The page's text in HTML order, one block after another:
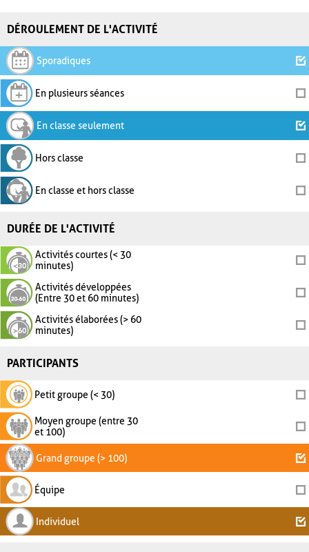
DÉROULEMENT DE L'ACTIVITÉ
Sporadiques
En plusieurs séances
En classe seulement
Hors classe
En classe et hors classe
DURÉE DE L'ACTIVITÉ
Activités courtes (< 30
minutes)
Activités développées
(Entre 30 et 60 minutes)
Activités élaborées (> 60
minutes)
PARTICIPANTS
Petit groupe (< 30)
Moyen groupe (entre 30
et 100)
Grand groupe (> 100)
Équipe
Individuel